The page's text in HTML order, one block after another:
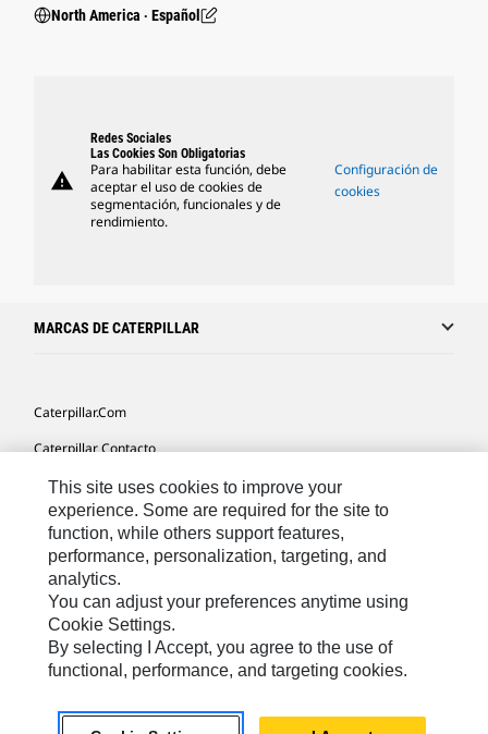
North America ‧ Español
warning
Redes Sociales
Las Cookies Son Obligatorias
Para habilitar esta función, debe
aceptar el uso de cookies de
segmentación, funcionales y de
rendimiento.
Configuración de
cookies
MARCAS DE CATERPILLAR
Caterpillar.com
Caterpillar Contacto
Mis Preferencias De Marketing
Site Map
Cookie Settings
Legal
Privacy
US- Español© 2026 Caterpillar. Todos los derechos reservados.
This site uses cookies to improve your
experience. Some are required for the site to
function, while others support features,
performance, personalization, targeting, and
analytics.
You can adjust your preferences anytime using
Cookie Settings.
By selecting I Accept, you agree to the use of
functional, performance, and targeting cookies.